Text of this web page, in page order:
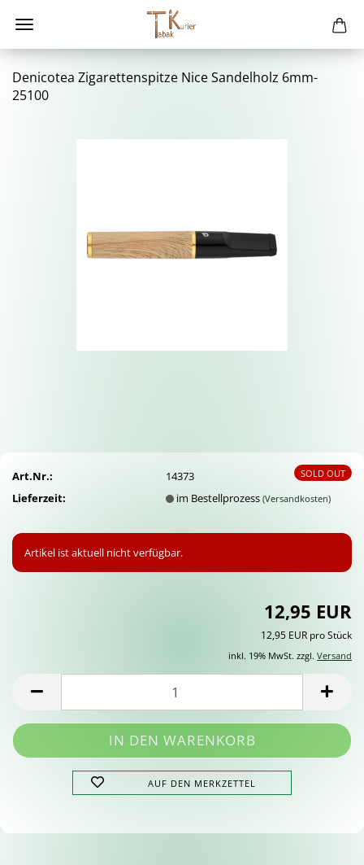
De­ni­cotea Zi­ga­ret­ten­spit­ze Nice San­del­holz 6mm-​
25100
SOLD OUT
Art.Nr.:
14373
Lieferzeit:
im Bestellprozess(Versandkosten)
Artikel ist aktuell nicht verfügbar.
12,95 EUR
12,95 EUR pro Stück
inkl. 19% MwSt. zzgl. Versand
AUF DEN MERKZETTEL